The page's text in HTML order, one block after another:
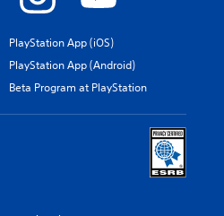
PlayStation App (iOS)
PlayStation App (Android)
Beta Program at PlayStation